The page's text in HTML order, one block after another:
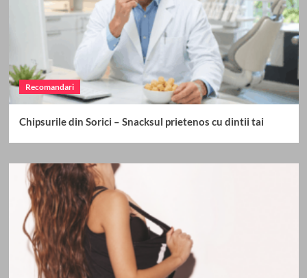
Recomandari
Chipsurile din Sorici – Snacksul prietenos cu dintii tai